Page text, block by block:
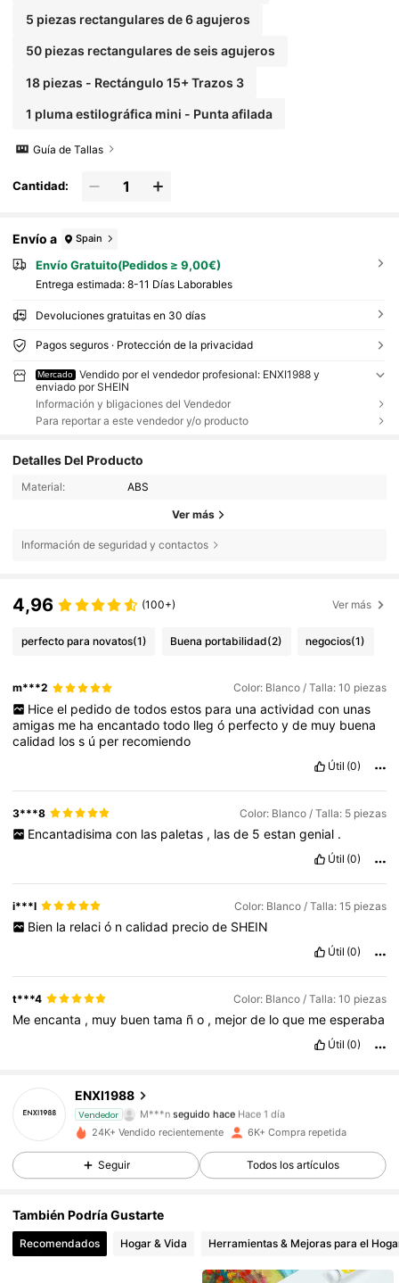
5 piezas rectangulares de 6 agujeros
50 piezas rectangulares de seis agujeros
18 piezas - Rectángulo 15+ Trazos 3
1 pluma estilográfica mini - Punta afilada
Guía de Tallas
Cantidad:
Envío a Spain
Envío Gratuito(Pedidos ≥ 9,00€)
Entrega estimada: 8-11 Días Laborables
Devoluciones gratuitas en 30 días
Pagos seguros · Protección de la privacidad
Mercado
Vendido por el vendedor profesional: ENXI1988 y
enviado por SHEIN
Información y bligaciones del Vendedor
Para reportar a este vendedor y/o producto
Detalles Del Producto
Material: ABS
Ver más
Información de seguridad y contactos
4,96 (100+) Ver más
perfecto para novatos(1) Buena portabilidad(2) negocios(1)
m***2 Color: Blanco / Talla: 10 piezas
Hice el pedido de todos estos para una actividad con unas
amigas me haencantadotodo llegó perfectoyde muy buena
calidad loss ú per recomiendo
Útil (0)
3***8 Color: Blanco / Talla: 5 piezas
Encantadisima con las paletas , las de 5 estan genial .
Útil (0)
i***l Color: Blanco / Talla: 15 piezas
Bien la relaci ó n calidad precio de SHEIN
Útil (0)
t***4 Color: Blanco / Talla: 10 piezas
Meencanta , muy buentama ño , mejorde loque meesperaba
Útil (0)
ENXI1988
Vendedor M***n seguido hace Hace 1 día
4,89 793 Seguidores
793 Seguidores
4,89
24K+ Vendido recientemente 6K+ Compra repetida
Seguir Todos los artículos
También Podría Gustarte
Recomendados Hogar & Vida Herramientas & Mejoras para el